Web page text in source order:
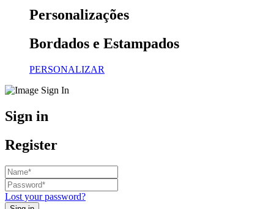
Personalizações
Bordados e Estampados
PERSONALIZAR
Sign in
Register
Lost your password?